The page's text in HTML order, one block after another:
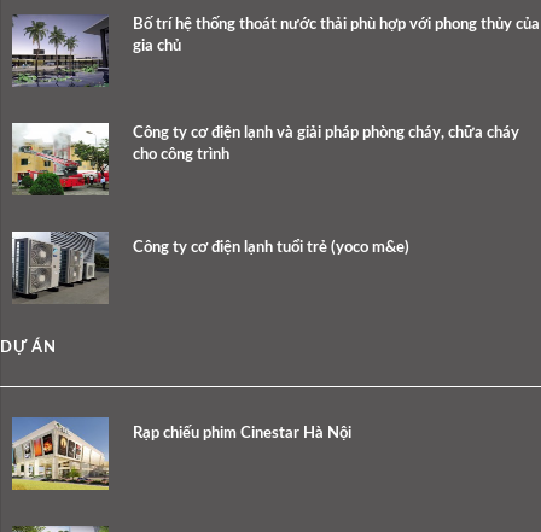
Bố trí hệ thống thoát nước thải phù hợp với phong thủy của
gia chủ
Công ty cơ điện lạnh và giải pháp phòng cháy, chữa cháy
cho công trình
Công ty cơ điện lạnh tuổi trẻ (yoco m&e)
DỰ ÁN
Rạp chiếu phim Cinestar Hà Nội